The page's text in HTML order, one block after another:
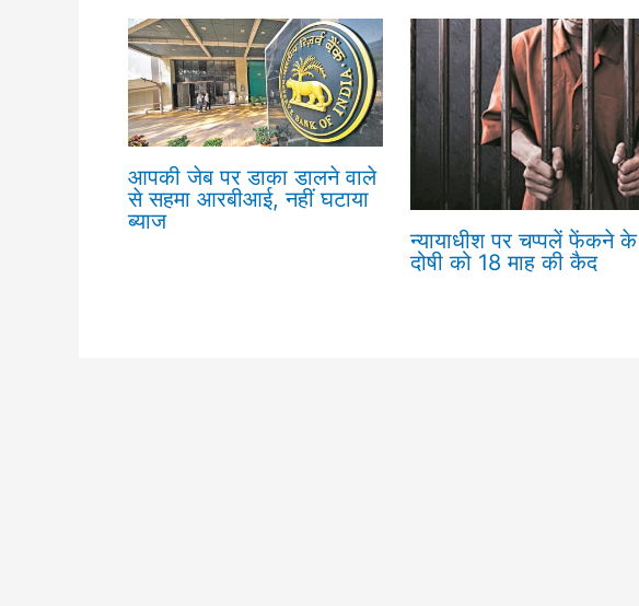
आपकी जेब पर डाका डालने वाले
से सहमा आरबीआई, नहीं घटाया
ब्याज
न्यायाधीश पर चप्पलें फेंकने के
दोषी को 18 माह की कैद